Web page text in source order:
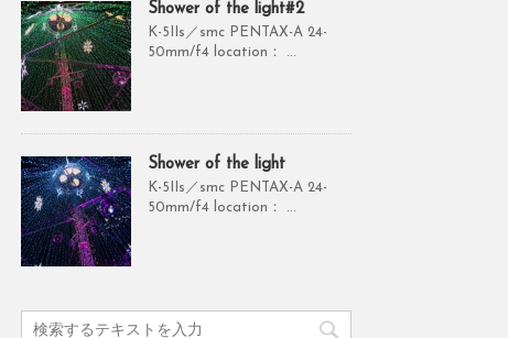
Shower of the light#2
K-5IIs／smc PENTAX-A 24-
50mm/f4 location： ...
Shower of the light
K-5IIs／smc PENTAX-A 24-
50mm/f4 location： ...